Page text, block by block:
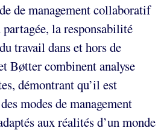
de management collaboratif
la responsabilité
travail dans et hors de
Bøtter combinent analyse
démontrant qu’il est
modes de management
aux réalités d’un monde